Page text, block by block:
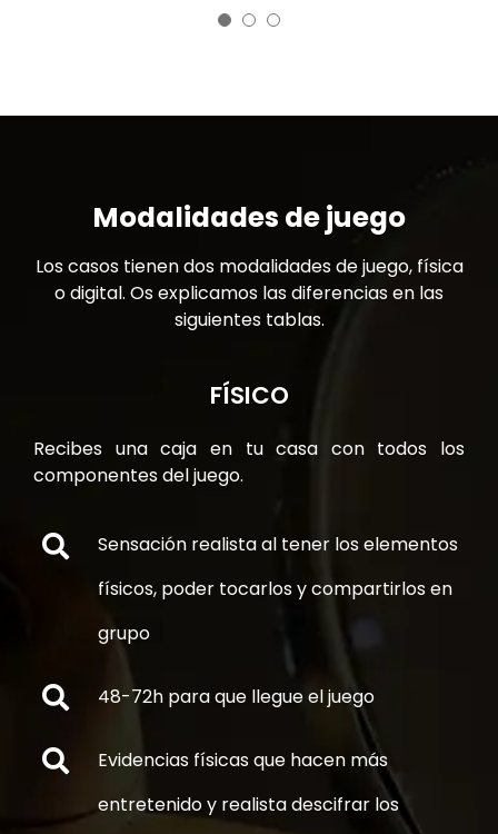
Modalidades de juego
Los casos tienen dos modalidades de juego, física
o digital. Os explicamos las diferencias en las
siguientes tablas.
FÍSICO
Recibes una caja en tu casa con todos los
componentes del juego.
Sensación realista al tener los elementos
físicos, poder tocarlos y compartirlos en
grupo
48-72h para que llegue el juego
Evidencias físicas que hacen más
entretenido y realista descifrar los